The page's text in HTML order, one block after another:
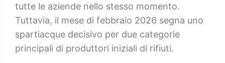
tutte le aziende nello stesso momento.
Tuttavia, il mese di febbraio 2026 segna uno
spartiacque decisivo per due categorie
principali di produttori iniziali di rifiuti.